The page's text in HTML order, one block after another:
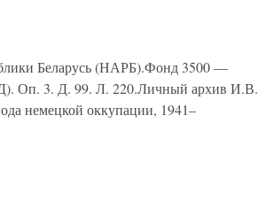
Беларусь (НАРБ).Фонд 3500 —
Оп. 3. Д. 99. Л. 220.Личный архив И.В.
немецкой оккупации, 1941–